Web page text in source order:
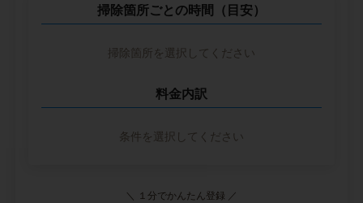
掃除箇所ごとの時間（目安）
掃除箇所を選択してください
料金内訳
条件を選択してください
＼ １分でかんたん登録 ／